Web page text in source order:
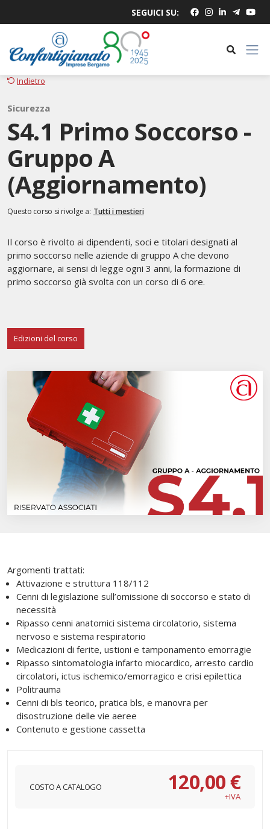
SEGUICI SU:
Indietro
Sicurezza
S4.1 Primo Soccorso -
Gruppo A
(Aggiornamento)
Questo corso si rivolge a: Tutti i mestieri
Il corso è rivolto ai dipendenti, soci e titolari designati al
primo soccorso nelle aziende di gruppo A che devono
aggiornare, ai sensi di legge ogni 3 anni, la formazione di
primo soccorso già svolta con un corso di 6 ore.
Edizioni del corso
Argomenti trattati:
Attivazione e struttura 118/112
Cenni di legislazione sull’omissione di soccorso e stato di
necessità
Ripasso cenni anatomici sistema circolatorio, sistema
nervoso e sistema respiratorio
Medicazioni di ferite, ustioni e tamponamento emorragie
Ripasso sintomatologia infarto miocardico, arresto cardio
circolatori, ictus ischemico/emorragico e crisi epilettica
Politrauma
Cenni di bls teorico, pratica bls, e manovra per
disostruzione delle vie aeree
Contenuto e gestione cassetta
COSTO A CATALOGO 120,00 €
+IVA